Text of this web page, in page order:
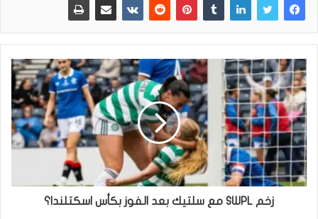
زخم SWPL مع سلتيك بعد الفوز بكأس اسكتلندا؟